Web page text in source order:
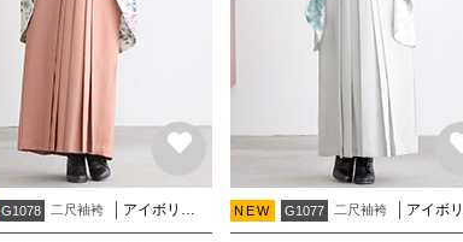
G1078 二尺袖袴 アイボリー クラシカルフラワー NEW G1077 二尺袖袴